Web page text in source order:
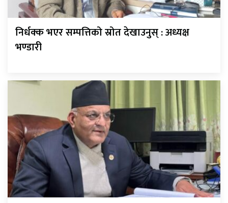
निर्धक्क भएर सम्पत्तिको स्रोत देखाउनुस् : अध्यक्ष
भण्डारी